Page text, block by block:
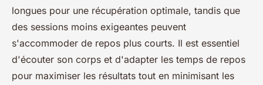
longues pour une récupération optimale, tandis que
des sessions moins exigeantes peuvent
s'accommoder de repos plus courts. Il est essentiel
d'écouter son corps et d'adapter les temps de repos
pour maximiser les résultats tout en minimisant les